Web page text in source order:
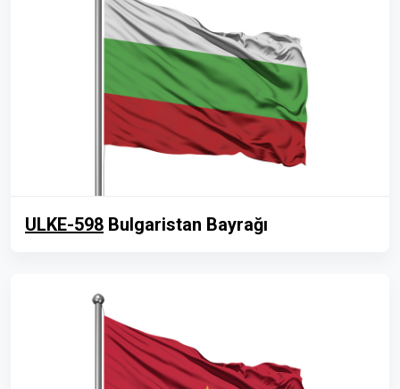
ULKE-598 Bulgaristan Bayrağı